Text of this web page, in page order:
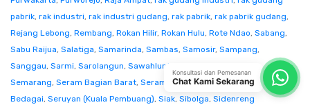
pabrik, rak industri, rak industri gudang, rak pabrik, rak pabrik gudang,
Rejang Lebong, Rembang, Rokan Hilir, Rokan Hulu, Rote Ndao, Sabang,
Sabu Raijua, Salatiga, Samarinda, Sambas, Samosir, Sampang,
Sanggau, Sarmi, Sarolangun, Sawahlunto
Semarang, Seram Bagian Barat, Seram Bagian Timur,Serang
Serdang
Bedagai, Seruyan (Kuala Pembuang), Siak, Sibolga, Sidenreng
Konsultasi dan Pemesanan
Chat Kami Sekarang